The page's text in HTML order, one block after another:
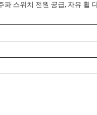
파 스위치 전원 공급, 자유 휠